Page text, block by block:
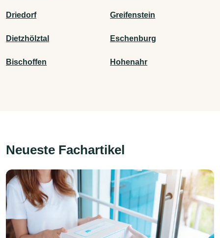
Driedorf Greifenstein
Dietzhölztal Eschenburg
Bischoffen Hohenahr
Neueste Fachartikel